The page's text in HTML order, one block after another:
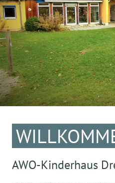
AWO-Kinderhaus